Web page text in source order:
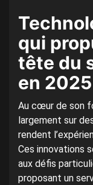
qui
tête du
en 2025
Au cœur de son
largement sur
rendent
Ces innovations
aux défis
proposant un